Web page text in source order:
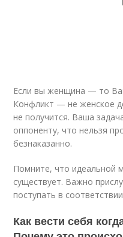
Если вы женщина — то
Конфликт — не женское
не получится. Ваша
оппоненту, что нельзя
безнаказанно.
Помните, что идеальной
существует. Важно
поступать в
Как вести себя